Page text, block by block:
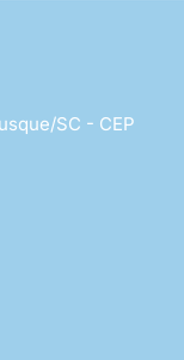
SC - CEP